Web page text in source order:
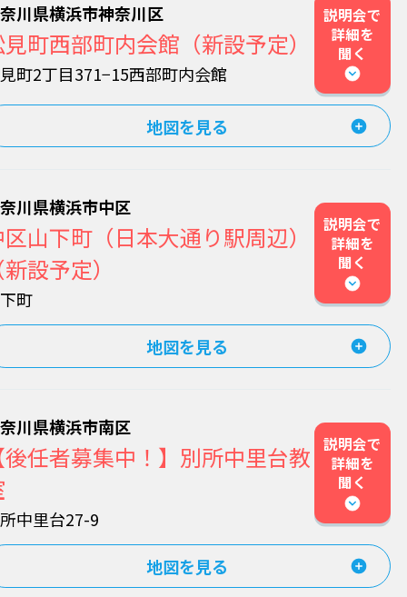
川県横浜市神奈川区
町西部町内会館（新設予定）
町2丁目371−15西部町内会館
説明会で
詳細を
聞く
地図を見る
川県横浜市中区
山下町（日本大通り駅周辺）
設予定）
町
説明会で
詳細を
聞く
地図を見る
川県横浜市南区
任者募集中！】別所中里台教
中里台27-9
説明会で
詳細を
聞く
地図を見る